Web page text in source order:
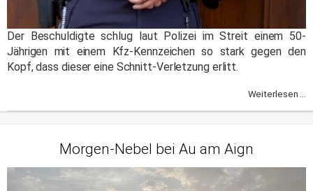
Der Beschuldigte schlug laut Polizei im Streit einem 50-
Jährigen mit einem Kfz-Kennzeichen so stark gegen den
Kopf, dass dieser eine Schnitt-Verletzung erlitt.
Weiterlesen ...
Morgen-Nebel bei Au am Aign